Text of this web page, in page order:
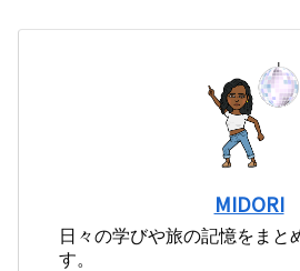
MIDORI
日々の学びや旅の記憶をまと
す。